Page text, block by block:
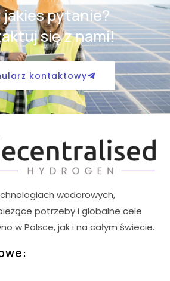
jakies pytanie?
się z nami!
kontaktowy
wodorowych,
potrzeby i globalne cele
w Polsce, jak i na całym świecie.